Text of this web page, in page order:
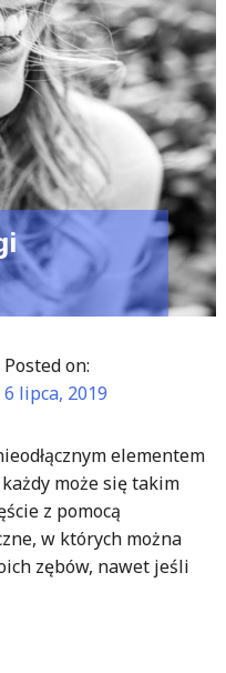
Posted on:
6 lipca, 2019
elementem
może się takim
z pomocą
w których można
zębów, nawet jeśli